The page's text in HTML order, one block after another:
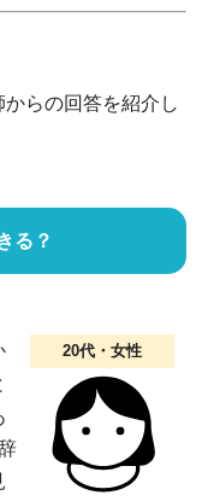
らの回答を紹介し
る？
20代・女性